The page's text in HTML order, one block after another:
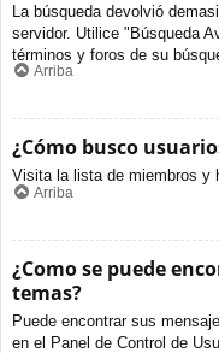
La búsqueda devolvió
servidor. Utilice "Búsqueda
términos y foros de su
Arriba
¿Cómo busco
Visita la lista de miembros y
Arriba
¿Como se puede
temas?
Puede encontrar sus
en el Panel de Control de